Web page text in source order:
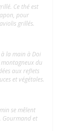
Ce thé est
pour
grillés.
la main à Doi
du
aux reflets
et végétales.
se mêlent
Gourmand et